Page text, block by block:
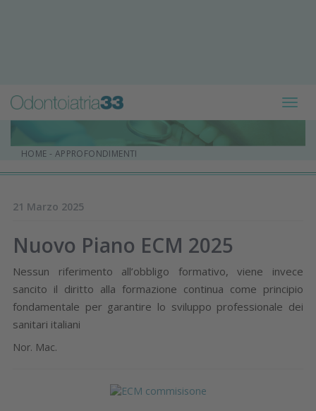
HOME - APPROFONDIMENTI
21 Marzo 2025
Nuovo Piano ECM 2025
Nessun riferimento all’obbligo formativo, viene invece
sancito il diritto alla formazione continua come principio
fondamentale per garantire lo sviluppo professionale dei
sanitari italiani
Nor. Mac.